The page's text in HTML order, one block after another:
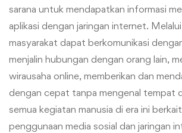
sarana untuk mendapatkan informasi
aplikasi dengan jaringan internet.
masyarakat dapat berkomunikasi
menjalin hubungan dengan orang lain,
wirausaha online, memberikan dan
dengan cepat tanpa mengenal tempat
semua kegiatan manusia di era ini
penggunaan media sosial dan jaringan